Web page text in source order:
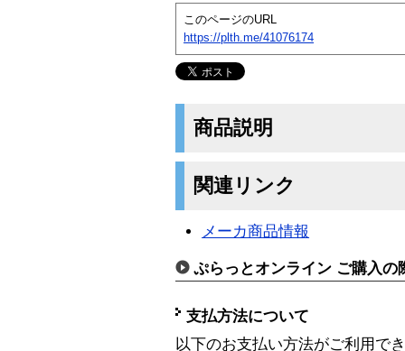
このページのURL
https://plth.me/41076174
商品説明
関連リンク
メーカ商品情報
ぷらっとオンライン ご購入の
支払方法について
以下のお支払い方法がご利用で